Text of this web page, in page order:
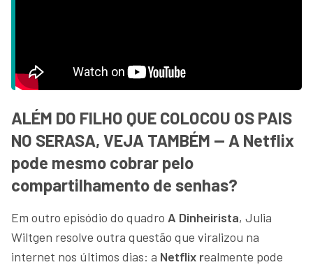
ALÉM DO FILHO QUE COLOCOU OS PAIS
NO SERASA, VEJA TAMBÉM — A Netflix
pode mesmo cobrar pelo
compartilhamento de senhas?
Em outro episódio do quadro A Dinheirista, Julia
Wiltgen resolve outra questão que viralizou na
internet nos últimos dias: a Netflix realmente pode